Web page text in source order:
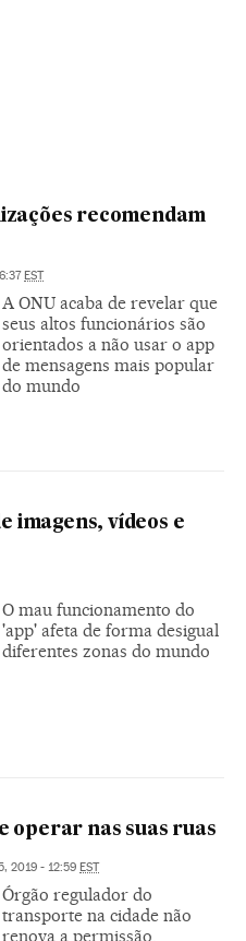
recomendam
EST
A ONU acaba de revelar que
seus altos funcionários são
orientados a não usar o app
de mensagens mais popular
do mundo
imagens, vídeos e
O mau funcionamento do
'app' afeta de forma desigual
diferentes zonas do mundo
operar nas suas ruas
2019 - 12:59 EST
Órgão regulador do
transporte na cidade não
renova a permissão,